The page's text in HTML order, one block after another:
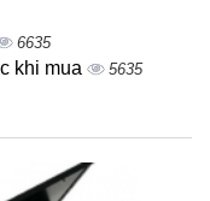
6635
khi mua 5635